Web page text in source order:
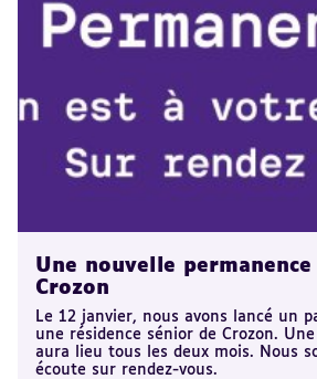
Une nouvelle permanence
Crozon
Le 12 janvier, nous avons lancé un
une résidence sénior de Crozon.
aura lieu tous les deux mois. Nous
écoute sur rendez-vous.